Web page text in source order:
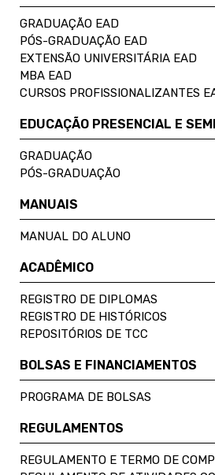
GRADUAÇÃO EAD
PÓS-GRADUAÇÃO EAD
EXTENSÃO UNIVERSITÁRIA EAD
MBA EAD
CURSOS PROFISSIONALIZANTES
EDUCAÇÃO PRESENCIAL E
GRADUAÇÃO
PÓS-GRADUAÇÃO
MANUAIS
MANUAL DO ALUNO
ACADÊMICO
REGISTRO DE DIPLOMAS
REGISTRO DE HISTÓRICOS
REPOSITÓRIOS DE TCC
BOLSAS E FINANCIAMENTOS
PROGRAMA DE BOLSAS
REGULAMENTOS
REGULAMENTO E TERMO DE